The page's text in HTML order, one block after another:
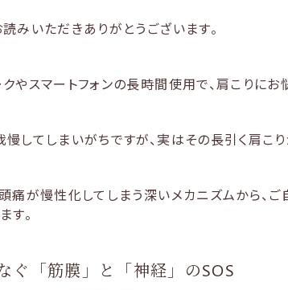
みいただきありがとうございます。
やスマートフォンの長時間使用で、肩こりに
してしまいがちですが、実はその長引く肩こ
痛が慢性化してしまう深いメカニズムから、
す。
ぐ「筋膜」と「神経」のSOS